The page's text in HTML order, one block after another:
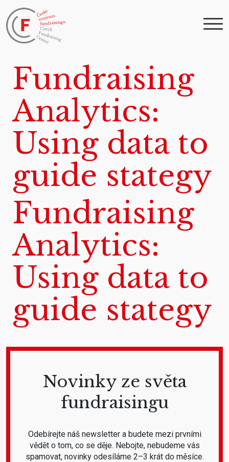
Fundraising
Analytics:
Using data to
guide stategy
Fundraising
Analytics:
Using data to
guide stategy
Novinky ze světa
fundraisingu
Odebírejte náš newsletter a budete mezi prvními
vědět o tom, co se děje. Nebojte, nebudeme vás
spamovat, novinky odesíláme 2–3 krát do měsíce.